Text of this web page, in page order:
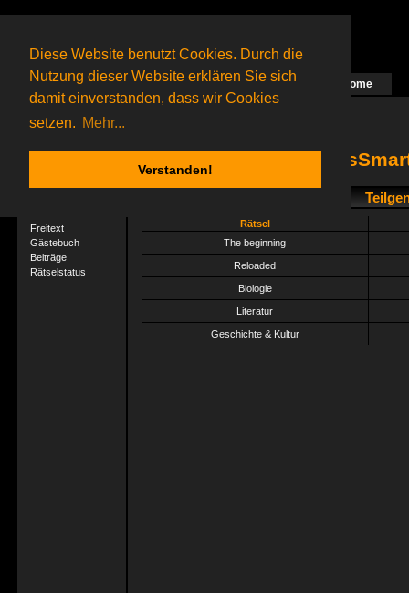
Diese Website benutzt Cookies. Durch die
Nutzung dieser Website erklären Sie sich
damit einverstanden, dass wir Cookies
setzen. Mehr...
Verstanden!
Das nächste Rätsel ist in Arbeit Home
30 Gagolganeronline(0 registrierte und 30 Gäste)
Gagolganer:
9732Rätsel online:
Freitext
Gästebuch
Beiträge
Rätselstatus
Rätsel
The beginning
Reloaded
Biologie
Literatur
Geschichte & Kultur